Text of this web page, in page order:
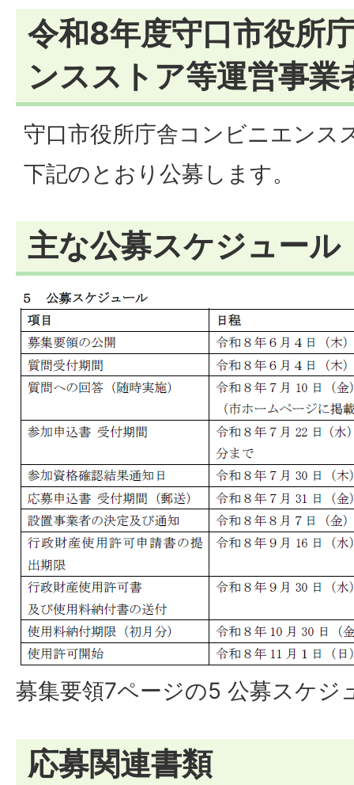
令和8年度守口市役所
ンスストア等運営事業
守口市役所庁舎コンビニエンス
下記のとおり公募します。
主な公募スケジュール
募集要領7ページの5 公募スケジ
応募関連書類